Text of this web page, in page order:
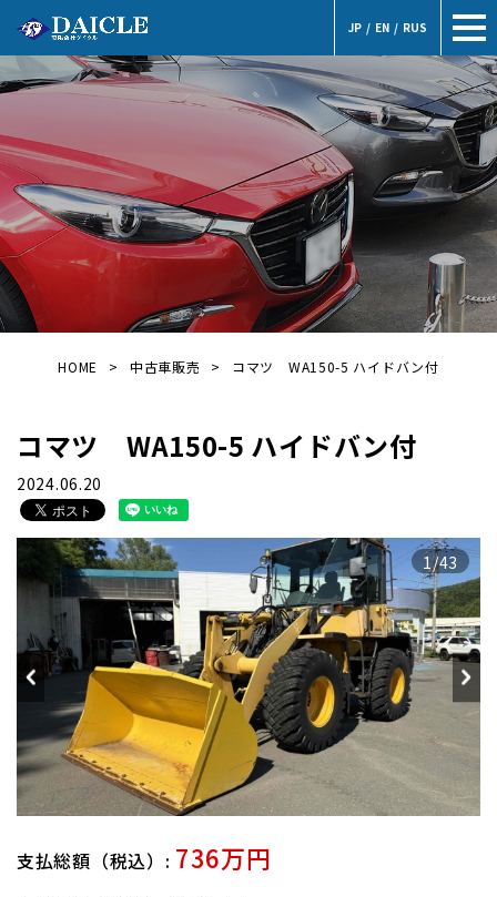
JP / EN / RUS
HOME 中古車販売 コマツ WA150-5 ハイドバン付
コマツ WA150-5 ハイドバン付
2024.06.20
1/43
支払総額（税込）: 736万円